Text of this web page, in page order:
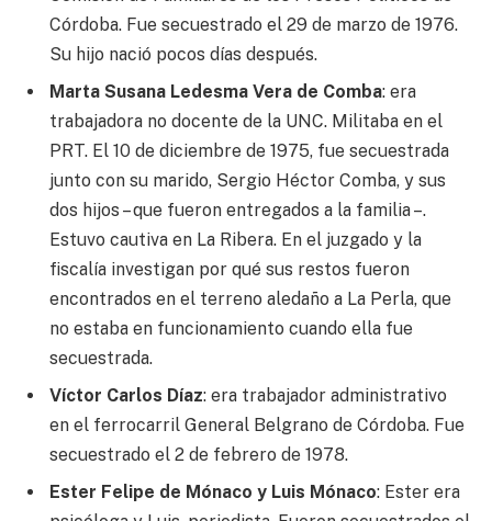
Córdoba. Fue secuestrado el 29 de marzo de 1976.
Su hijo nació pocos días después.
Marta Susana Ledesma Vera de Comba: era
trabajadora no docente de la UNC. Militaba en el
PRT. El 10 de diciembre de 1975, fue secuestrada
junto con su marido, Sergio Héctor Comba, y sus
dos hijos – que fueron entregados a la familia –.
Estuvo cautiva en La Ribera. En el juzgado y la
fiscalía investigan por qué sus restos fueron
encontrados en el terreno aledaño a La Perla, que
no estaba en funcionamiento cuando ella fue
secuestrada.
Víctor Carlos Díaz: era trabajador administrativo
en el ferrocarril General Belgrano de Córdoba. Fue
secuestrado el 2 de febrero de 1978.
Ester Felipe de Mónaco y Luis Mónaco: Ester era